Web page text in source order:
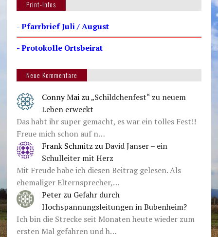
Print-Infos
- Pfarrbrief Juli / August
- Protokolle Ortsbeirat
Neue Kommentare
Conny Mai zu„Schildchenfest“ zu neuem
Leben erweckt
Das habt ihr super gemacht, es war ein tolles Fest!!
Freue mich schon auf n…
Frank Schmitz zu David Janser – ein
Schulleiter mit Herz
Mit Freude habe ich diesen Beitrag gelesen. Als
ehemaliger Elternsprecher,…
Peter zu Gefahr durch
Hochspannungsleitungen in Bubenheim?
Ich bin die Strecke seit Monaten heute wieder zum
ersten Mal gefahren und h…